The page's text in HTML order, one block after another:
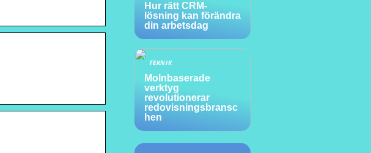
Hur rätt CRM-
lösning kan förändra
din arbetsdag
TEKNIK
Molnbaserade
verktyg
revolutionerar
redovisningsbransc
hen